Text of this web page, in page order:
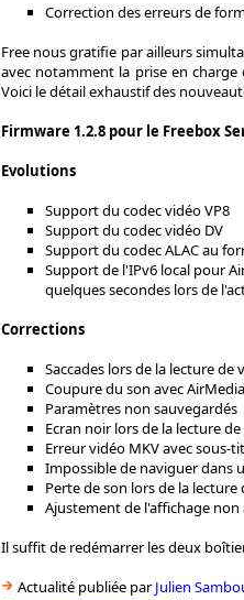
Correction des erreurs de
Free nous gratifie par ailleurs
avec notamment la prise en charge
Voici le détail exhaustif des
Firmware 1.2.8 pour le Freebox
Evolutions
Support du codec vidéo VP8
Support du codec vidéo DV
Support du codec ALAC au
Support de l'IPv6 local pour
quelques secondes lors de
Corrections
Saccades lors de la lecture de
Coupure du son avec AirMedia
Paramètres non sauvegardés
Ecran noir lors de la lecture
Erreur vidéo MKV avec sous-
Impossible de naviguer dans
Perte de son lors de la
Ajustement de l'affichage non
Il suffit de redémarrer les deux
Actualité publiée parJulien